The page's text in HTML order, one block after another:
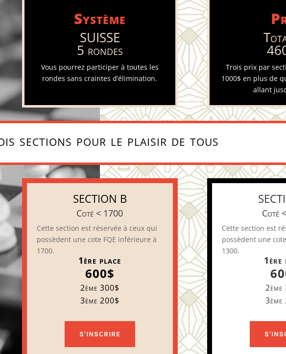
Système
SUISSE
5 rondes
Vous pourrez participer à toutes les
rondes sans craintes d’élimination.
Trois prix par
1000$ en plus de
allant
sections pour le plaisir de tous
SECTION B
Coté < 1700
Cette section est réservée à ceux qui
possèdent une cote FQE inférieure à
1700.
1ère place
600$
2ème 300$
3ème 200$
S'INSCRIRE
Coté
Cette section est
possèdent une
1300.
1ère